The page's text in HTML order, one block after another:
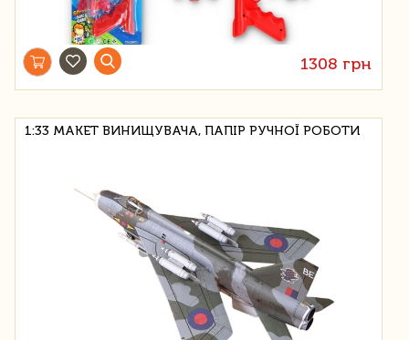
1308 грн
1:33 МАКЕТ ВИНИЩУВАЧА, ПАПІР РУЧНОЇ РОБОТИ